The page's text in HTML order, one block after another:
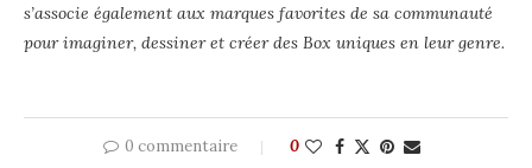
s’associe également aux marques favorites de sa communauté
pour imaginer, dessiner et créer des Box uniques en leur genre.
0 commentaire 0